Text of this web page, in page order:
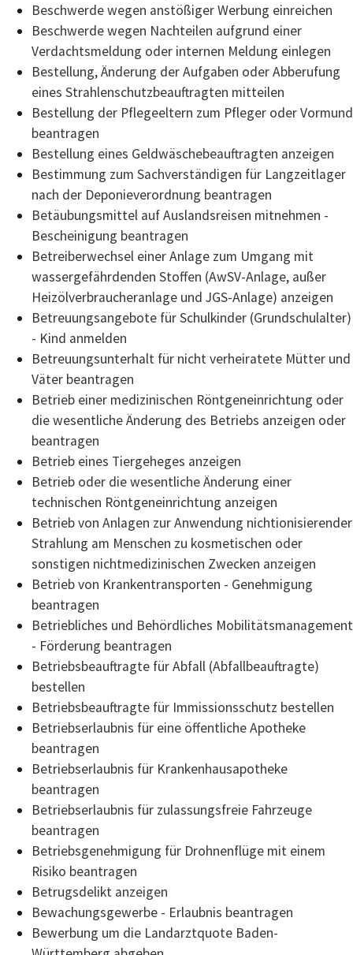
Beschwerde wegen anstößiger Werbung einreichen
Beschwerde wegen Nachteilen aufgrund einer
Verdachtsmeldung oder internen Meldung einlegen
Bestellung, Änderung der Aufgaben oder Abberufung
eines Strahlenschutzbeauftragten mitteilen
Bestellung der Pflegeeltern zum Pfleger oder Vormund
beantragen
Bestellung eines Geldwäschebeauftragten anzeigen
Bestimmung zum Sachverständigen für Langzeitlager
nach der Deponieverordnung beantragen
Betäubungsmittel auf Auslandsreisen mitnehmen -
Bescheinigung beantragen
Betreiberwechsel einer Anlage zum Umgang mit
wassergefährdenden Stoffen (AwSV-Anlage, außer
Heizölverbraucheranlage und JGS-Anlage) anzeigen
Betreuungsangebote für Schulkinder (Grundschulalter)
- Kind anmelden
Betreuungsunterhalt für nicht verheiratete Mütter und
Väter beantragen
Betrieb einer medizinischen Röntgeneinrichtung oder
die wesentliche Änderung des Betriebs anzeigen oder
beantragen
Betrieb eines Tiergeheges anzeigen
Betrieb oder die wesentliche Änderung einer
technischen Röntgeneinrichtung anzeigen
Betrieb von Anlagen zur Anwendung nichtionisierender
Strahlung am Menschen zu kosmetischen oder
sonstigen nichtmedizinischen Zwecken anzeigen
Betrieb von Krankentransporten - Genehmigung
beantragen
Betriebliches und Behördliches Mobilitätsmanagement
- Förderung beantragen
Betriebsbeauftragte für Abfall (Abfallbeauftragte)
bestellen
Betriebsbeauftragte für Immissionsschutz bestellen
Betriebserlaubnis für eine öffentliche Apotheke
beantragen
Betriebserlaubnis für Krankenhausapotheke
beantragen
Betriebserlaubnis für zulassungsfreie Fahrzeuge
beantragen
Betriebsgenehmigung für Drohnenflüge mit einem
Risiko beantragen
Betrugsdelikt anzeigen
Bewachungsgewerbe - Erlaubnis beantragen
Bewerbung um die Landarztquote Baden-